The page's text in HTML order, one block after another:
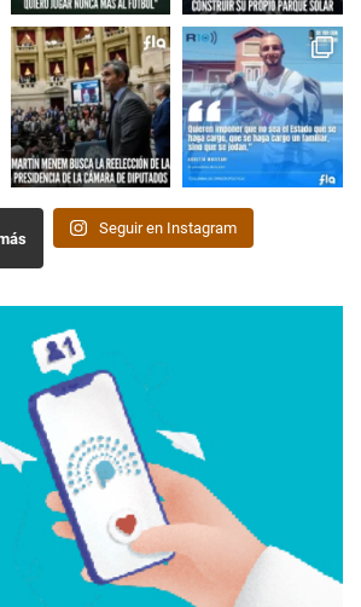
Seguir en Instagram